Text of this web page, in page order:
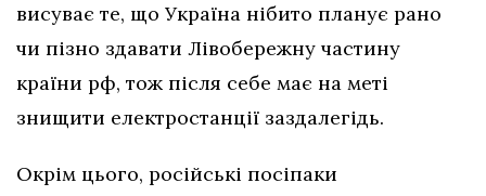
висуває те, що Україна нібито планує рано
чи пізно здавати Лівобережну частину
країни рф, тож після себе має на меті
знищити електростанції заздалегідь.
Окрім цього, російські посіпаки